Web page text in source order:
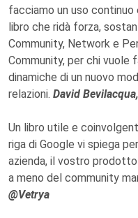
facciamo un uso continuo
libro che ridà forza,
Community, Network e
Community, per chi vuole
dinamiche di un nuovo
relazioni. David
Un libro utile e
riga di Google vi spiega
azienda, il vostro
a meno del community
@Vetrya